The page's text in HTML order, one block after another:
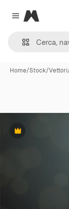
Close menu
Magnific
Home/Stock/Vettori
Premium